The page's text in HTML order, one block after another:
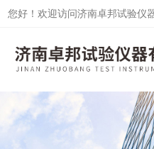
您好！欢迎访问济南卓邦试验仪